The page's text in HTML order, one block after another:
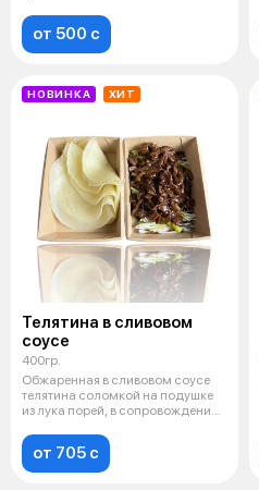
от 500 c
НОВИНКА ХИТ
Телятина в сливовом
соусе
400гр.
Обжаренная в сливовом соусе
телятина соломкой на подушке
из лука порей, в сопровождении
от 705 c